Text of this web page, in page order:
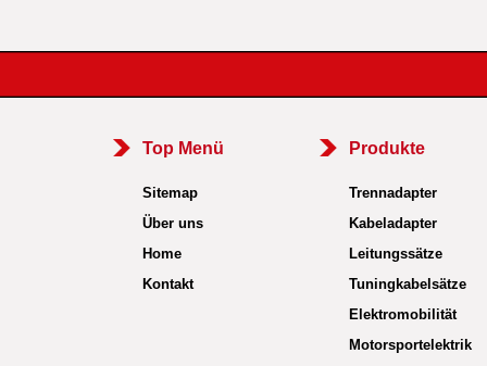
Top Menü
Sitemap
Über uns
Home
Kontakt
Produkte
Trennadapter
Kabeladapter
Leitungssätze
Tuningkabelsätze
Elektromobilität
Motorsportelektrik